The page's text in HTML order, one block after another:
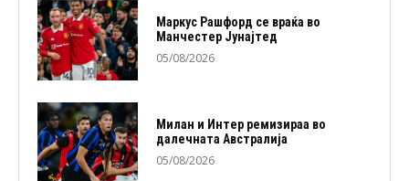
Маркус Рашфорд се враќа во
Манчестер Јунајтед
05/08/2026
Милан и Интер ремизираа во
далечната Австралија
05/08/2026